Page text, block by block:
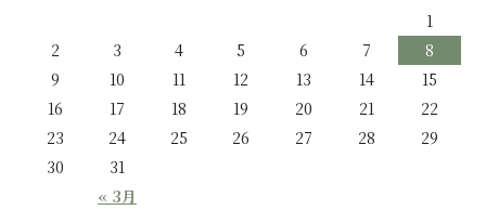
« 3月
1
2
3 4 5 6 7
8
9
10 11 12 13 14
15
16
17 18 19 20 21
22
23
24 25 26 27 28
29
30
31